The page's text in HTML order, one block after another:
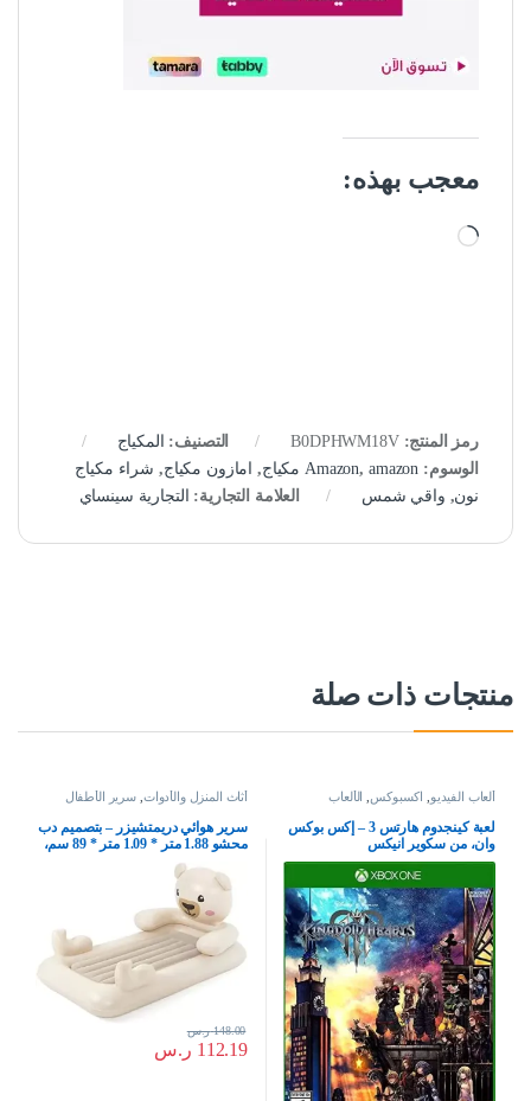
معجب بهذه:
جاري التحميل…
رمز المنتج:B0DPHWM18V التصنيف: المكياج
الوسوم:
Amazon, amazon مكياج , امازون مكياج, شراء مكياج
نون, واقي شمس العلامة التجارية: التجارية سينساي
منتجات ذات صلة
ألعاب الفيديو اكسبوكس الألعاب
لعبة كينجدوم هارتس 3 – إكس بوكس
وان، من سكوير انيكس
أثاث المنزل والأدوات سرير الأطفال
سرير هوائي دريمتشيزر – بتصميم دب
محشو 1.88 متر * 1.09 متر * 89 سم،
112.19 ر.س
148.00 ر.س